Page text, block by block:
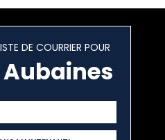
DE COURRIER POUR